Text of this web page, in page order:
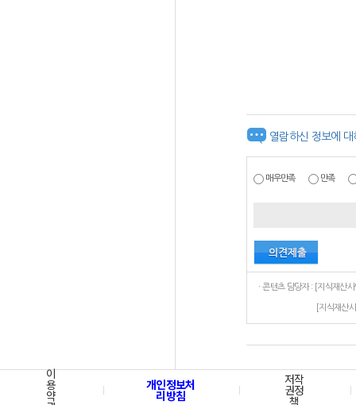
열람하신 정보에
매우만족 만족
[지식재산
이
용
약
개인정보처
리방침
저작
권정
책